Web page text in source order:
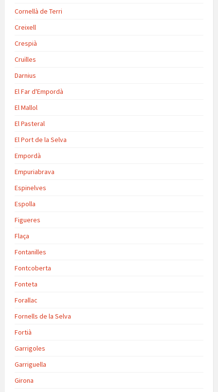
Cornellà de Terri
Creixell
Crespià
Cruïlles
Darnius
El Far d'Empordà
El Mallol
El Pasteral
El Port de la Selva
Empordà
Empuriabrava
Espinelves
Espolla
Figueres
Flaça
Fontanilles
Fontcoberta
Fonteta
Forallac
Fornells de la Selva
Fortià
Garrigoles
Garriguella
Girona